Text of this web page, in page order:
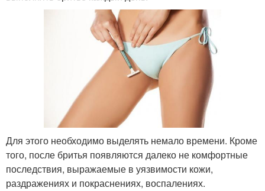
Для этого необходимо выделять немало времени. Кроме
того, после бритья появляются далеко не комфортные
последствия, выражаемые в уязвимости кожи,
раздражениях и покраснениях, воспалениях.